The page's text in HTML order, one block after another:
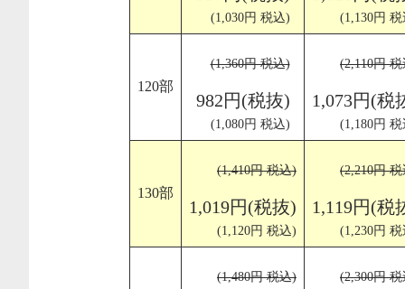
(1,030円 税込) (1,130円
120部
(1,360円 税込)
982円(税抜)
(1,080円 税込)
(2,110円
1,073円(税
(1,180円
130部
(1,410円 税込)
1,019円(税抜)
(1,120円 税込)
(2,210円
1,119円(税
(1,230円
(1,480円 税込) (2,300円